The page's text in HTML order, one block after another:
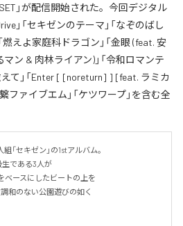
」が配信開始された。今回デジタル
」「セキゼンのテーマ」「なぞのばし
燃えよ家庭科ドラゴン」「金眼 (feat. 安
ン & 肉林ライアン)」「令和ロマンテ
て」「Enter [ [noreturn] ] [feat. ラミカ
ファイブエム」「ケツワープ」を含む全
「セキゼン」の1stアルバム。
である3人が
ベースにしたビートの上を
和のない公園遊びの如く